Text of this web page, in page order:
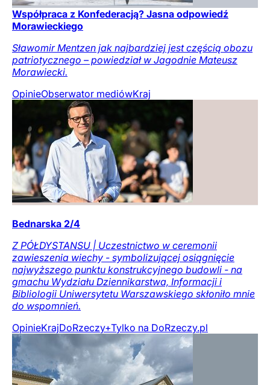
Współpraca z Konfederacją? Jasna odpowiedź
Morawieckiego
Sławomir Mentzen jak najbardziej jest częścią obozu
patriotycznego – powiedział w Jagodnie Mateusz
Morawiecki.
OpinieObserwator mediówKraj
Bednarska 2/4
Z PÓŁDYSTANSU | Uczestnictwo w ceremonii
zawieszenia wiechy - symbolizującej osiągnięcie
najwyższego punktu konstrukcyjnego budowli - na
gmachu Wydziału Dziennikarstwa, Informacji i
Bibliologii Uniwersytetu Warszawskiego skłoniło mnie
do wspomnień.
OpinieKrajDoRzeczy+Tylko na DoRzeczy.pl